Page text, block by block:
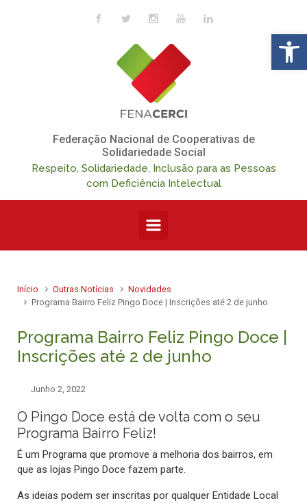
Skip to main content
Federação Nacional de Cooperativas de
Solidariedade Social
Respeito, Solidariedade, Inclusão para as Pessoas
com Deficiência Intelectual
Início Outras Notícias
Novidades
Programa Bairro Feliz Pingo Doce | Inscrições até 2 de junho
Programa Bairro Feliz Pingo Doce |
Inscrições até 2 de junho
Junho 2, 2022
O Pingo Doce está de volta com o seu
Programa Bairro Feliz!
É um Programa que promove a melhoria dos bairros, em
que as lojas Pingo Doce fazem parte.
As ideias podem ser inscritas por qualquer Entidade Local